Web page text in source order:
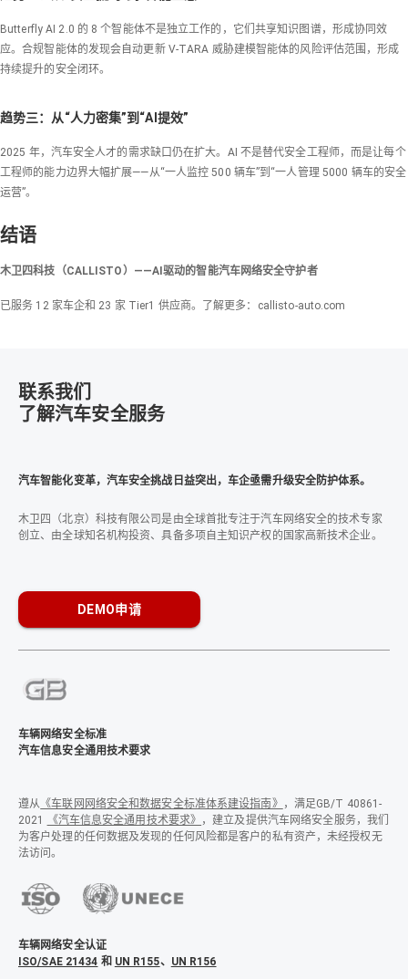
Butterfly AI 2.0 的 8 个智能体不是独立工作的，它们共享知识图谱，形成协同效
应。合规智能体的发现会自动更新 V-TARA 威胁建模智能体的风险评估范围，形成
持续提升的安全闭环。
趋势三：从“人力密集”到“AI提效”
2025 年，汽车安全人才的需求缺口仍在扩大。AI 不是替代安全工程师，而是让每个
工程师的能力边界大幅扩展——从“一人监控 500 辆车”到“一人管理 5000 辆车的安全
运营”。
结语
木卫四科技（CALLISTO）——AI驱动的智能汽车网络安全守护者
已服务 12 家车企和 23 家 Tier1 供应商。了解更多：callisto-auto.com
联系我们
了解汽车安全服务
汽车智能化变革，汽车安全挑战日益突出，车企亟需升级安全防护体系。
木卫四（北京）科技有限公司是由全球首批专注于汽车网络安全的技术专家
创立、由全球知名机构投资、具备多项自主知识产权的国家高新技术企业。
DEMO申请
车辆网络安全标准
汽车信息安全通用技术要求
遵从 《车联网网络安全和数据安全标准体系建设指南》 ，满足GB/T 40861-
2021
《汽车信息安全通用技术要求》 ，建立及提供汽车网络安全服务，我们
为客户处理的任何数据及发现的任何风险都是客户的私有资产，未经授权无
法访问。
车辆网络安全认证
ISO/SAE 21434 和 UN R155、 UN R156